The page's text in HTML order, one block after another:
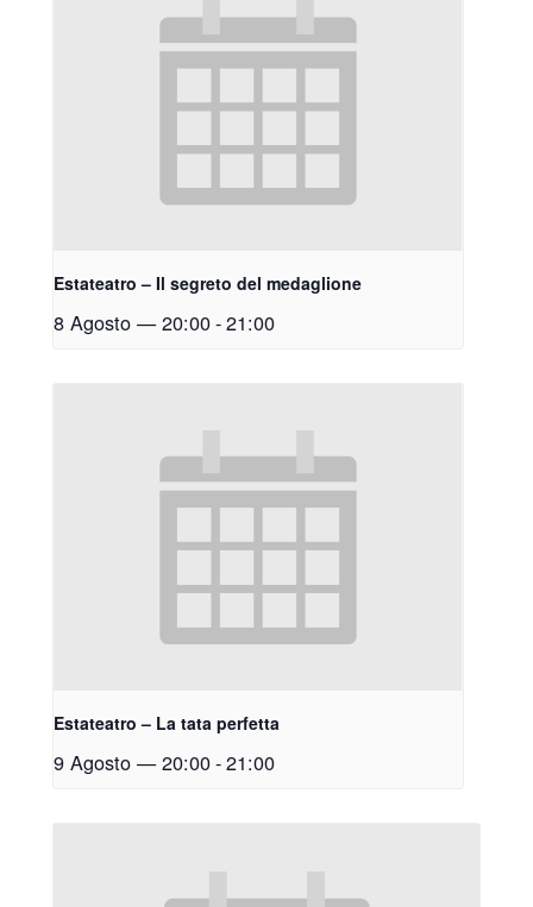
Estateatro – Il segreto del medaglione
8 Agosto — 20:00-21:00
Estateatro – La tata perfetta
9 Agosto — 20:00-21:00